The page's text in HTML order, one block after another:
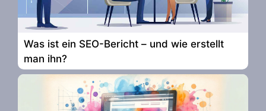
Was ist ein SEO-Bericht – und wie erstellt
man ihn?